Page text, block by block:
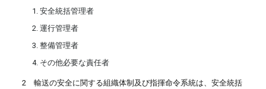
安全統括管理者
運行管理者
整備管理者
その他必要な責任者
2 輸送の安全に関する組織体制及び指揮命令系統は、安全統括